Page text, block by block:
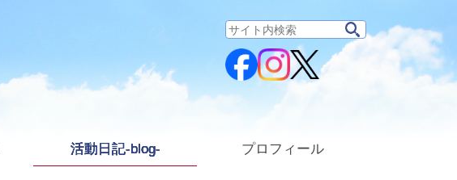
サ
ト
内
検
活動日記-blog- プロフィール